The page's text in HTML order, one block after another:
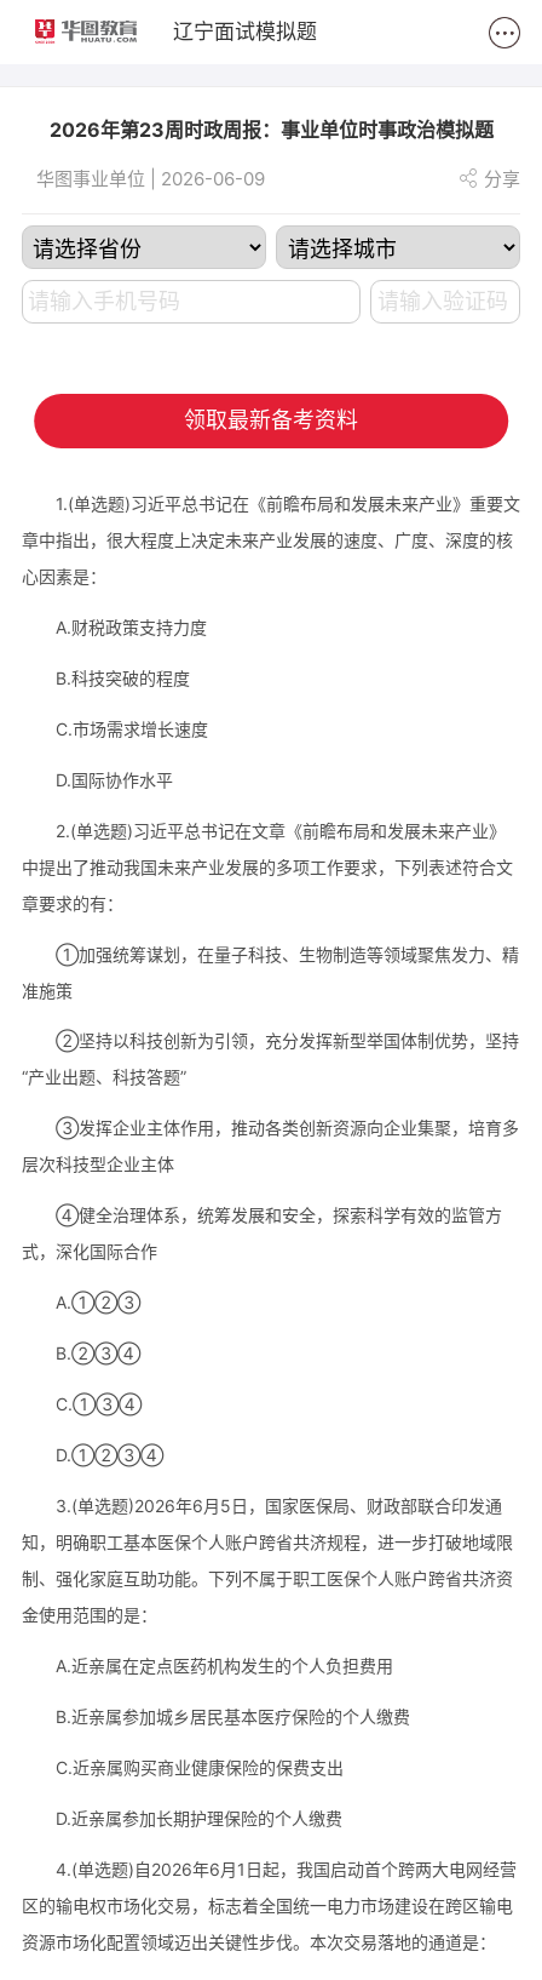
辽宁面试模拟题
2026年第23周时政周报：事业单位时事政治模拟题
华图事业单位 | 2026-06-09 分享
领取最新备考资料
1.(单选题)习近平总书记在《前瞻布局和发展未来产业》重要文
章中指出，很大程度上决定未来产业发展的速度、广度、深度的核
心因素是：
A.财税政策支持力度
B.科技突破的程度
C.市场需求增长速度
D.国际协作水平
2.(单选题)习近平总书记在文章《前瞻布局和发展未来产业》
中提出了推动我国未来产业发展的多项工作要求，下列表述符合文
章要求的有：
①加强统筹谋划，在量子科技、生物制造等领域聚焦发力、精
准施策
②坚持以科技创新为引领，充分发挥新型举国体制优势，坚持
“产业出题、科技答题”
③发挥企业主体作用，推动各类创新资源向企业集聚，培育多
层次科技型企业主体
④健全治理体系，统筹发展和安全，探索科学有效的监管方
式，深化国际合作
A.①②③
B.②③④
C.①③④
D.①②③④
3.(单选题)2026年6月5日，国家医保局、财政部联合印发通
知，明确职工基本医保个人账户跨省共济规程，进一步打破地域限
制、强化家庭互助功能。下列不属于职工医保个人账户跨省共济资
金使用范围的是：
A.近亲属在定点医药机构发生的个人负担费用
B.近亲属参加城乡居民基本医疗保险的个人缴费
C.近亲属购买商业健康保险的保费支出
D.近亲属参加长期护理保险的个人缴费
4.(单选题)自2026年6月1日起，我国启动首个跨两大电网经营
区的输电权市场化交易，标志着全国统一电力市场建设在跨区输电
资源市场化配置领域迈出关键性步伐。本次交易落地的通道是：